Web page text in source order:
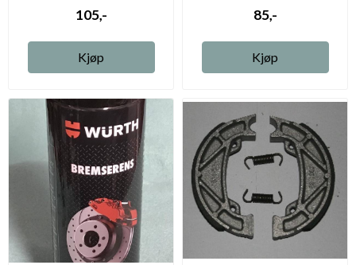
105,-
Kjøp
85,-
Kjøp